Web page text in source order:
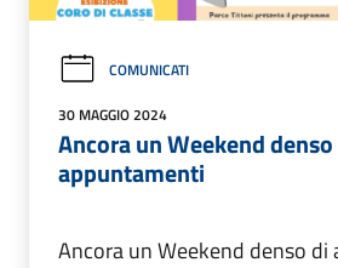
COMUNICATI
30 MAGGIO 2024
Ancora un Weekend
appuntamenti
Ancora un Weekend denso di